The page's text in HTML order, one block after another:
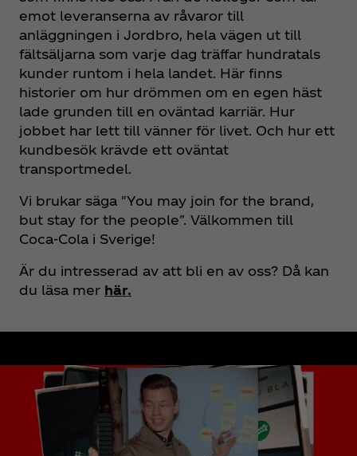
emot leveranserna av råvaror till
anläggningen i Jordbro, hela vägen ut till
fältsäljarna som varje dag träffar hundratals
kunder runtom i hela landet. Här finns
historier om hur drömmen om en egen häst
lade grunden till en oväntad karriär. Hur
jobbet har lett till vänner för livet. Och hur ett
kundbesök krävde ett oväntat
transportmedel.
Vi brukar säga "You may join for the brand,
but stay for the people". Välkommen till
Coca‑Cola i Sverige!
Är du intresserad av att bli en av oss? Då kan
du läsa mer här.